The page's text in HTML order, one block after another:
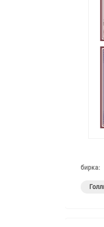
бирка: